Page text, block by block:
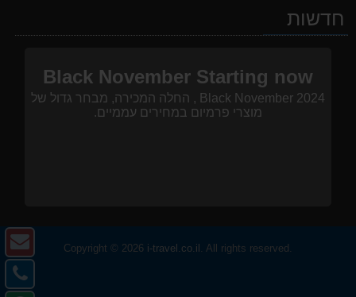
חדשות
Black November Starting now
Black November 2024 , החלה המכירה, מבחר גדול של
מוצרי פרמיום במחירים עממיים.
Copyright © 2026 i-travel.co.il . All rights reserved.
-